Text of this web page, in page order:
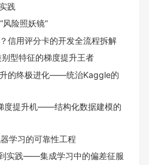
践
风险照妖镜”
信用评分卡的开发全流程拆解
型特征的梯度提升王者
的终极进化——统治Kaggle的
度提升机——结构化数据建模的
学习的可靠性工程
实践——集成学习中的偏差征服